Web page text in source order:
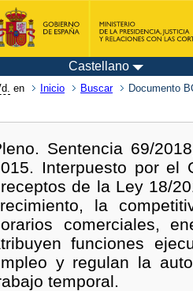
Castellano
en Inicio Buscar Documento
Sentencia 69/
Interpuesto por el
de la Ley 18/
la
comerciales,
funciones
y regulan la
temporal.